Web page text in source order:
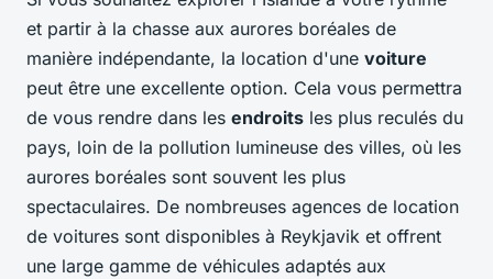
et partir à la chasse aux aurores boréales de
manière indépendante, la location d'une voiture
peut être une excellente option. Cela vous permettra
de vous rendre dans les endroits les plus reculés du
pays, loin de la pollution lumineuse des villes, où les
aurores boréales sont souvent les plus
spectaculaires. De nombreuses agences de location
de voitures sont disponibles à Reykjavik et offrent
une large gamme de véhicules adaptés aux